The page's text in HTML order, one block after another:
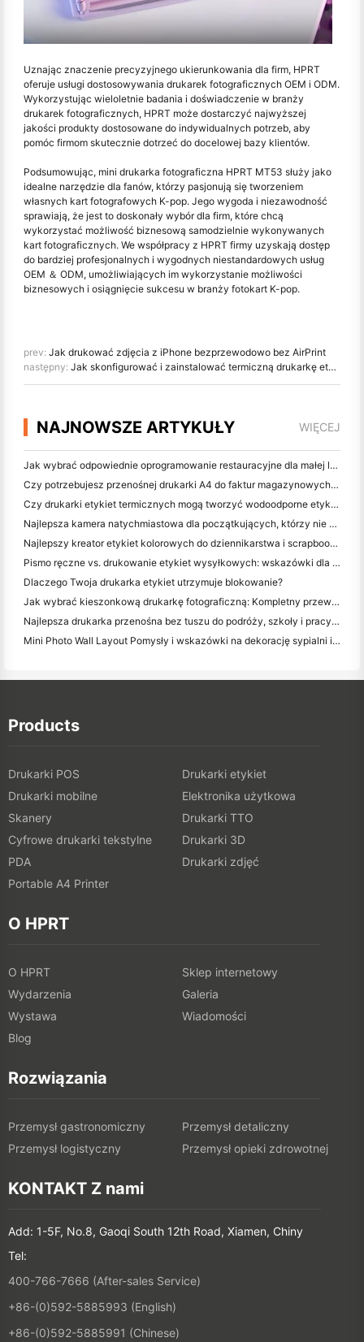
Uznając znaczenie precyzyjnego ukierunkowania dla firm, HPRT
oferuje usługi dostosowywania drukarek fotograficznych OEM i ODM.
Wykorzystując wieloletnie badania i doświadczenie w branży
drukarek fotograficznych, HPRT może dostarczyć najwyższej
jakości produkty dostosowane do indywidualnych potrzeb, aby
pomóc firmom skutecznie dotrzeć do docelowej bazy klientów.
Podsumowując, mini drukarka fotograficzna HPRT MT53 służy jako
idealne narzędzie dla fanów, którzy pasjonują się tworzeniem
własnych kart fotografowych K-pop. Jego wygoda i niezawodność
sprawiają, że jest to doskonały wybór dla firm, które chcą
wykorzystać możliwość biznesową samodzielnie wykonywanych
kart fotograficznych. We współpracy z HPRT firmy uzyskają dostęp
do bardziej profesjonalnych i wygodnych niestandardowych usług
OEM ＆ ODM, umożliwiających im wykorzystanie możliwości
biznesowych i osiągnięcie sukcesu w branży fotokart K-pop.
prev: Jak drukować zdjęcia z iPhone bezprzewodowo bez AirPrint
następny: Jak skonfigurować i zainstalować termiczną drukarkę etykiet?
NAJNOWSZE ARTYKUŁY WIĘCEJ
Jak wybrać odpowiednie oprogramowanie restauracyjne dla małej lub średniej restauracji
Czy potrzebujesz przenośnej drukarki A4 do faktur magazynowych? Co naprawdę działa
Czy drukarki etykiet termicznych mogą tworzyć wodoodporne etykiety dla produktów małych firm?
Najlepsza kamera natychmiastowa dla początkujących, którzy nie chcą marnować papieru
Najlepszy kreator etykiet kolorowych do dziennikarstwa i scrapbooking: dodaj więcej kolorów do każdej strony
Pismo ręczne vs. drukowanie etykiet wysyłkowych: wskazówki dla małych firm w 2026 roku
Dlaczego Twoja drukarka etykiet utrzymuje blokowanie?
Jak wybrać kieszonkową drukarkę fotograficzną: Kompletny przewodnik dla użytkowników dziennikarstwa, podróży i iPhone'a
Najlepsza drukarka przenośna bez tuszu do podróży, szkoły i pracy mobilnej: Hanin MT620 Pro Review
Mini Photo Wall Layout Pomysły i wskazówki na dekorację sypialni i dormitorium
Products
Drukarki POS
Drukarki etykiet
Drukarki mobilne
Elektronika użytkowa
Skanery
Drukarki TTO
Cyfrowe drukarki tekstylne
Drukarki 3D
PDA
Drukarki zdjęć
Portable A4 Printer
O HPRT
O HPRT
Sklep internetowy
Wydarzenia
Galeria
Wystawa
Wiadomości
Blog
Rozwiązania
Przemysł gastronomiczny
Przemysł detaliczny
Przemysł logistyczny
Przemysł opieki zdrowotnej
KONTAKT Z nami
Add: 1-5F, No.8, Gaoqi South 12th Road, Xiamen, Chiny
Tel:
400-766-7666 (After-sales Service)
+86-(0)592-5885993 (English)
+86-(0)592-5885991 (Chinese)